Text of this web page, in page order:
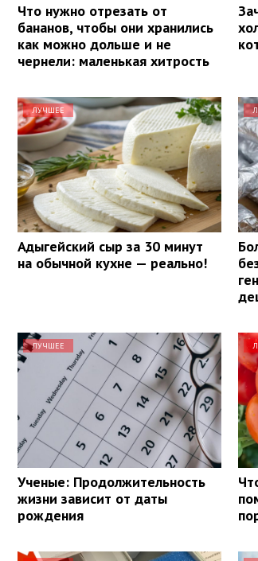
Что нужно отрезать от
бананов, чтобы они хранились
как можно дольше и не
чернели: маленькая хитрость
ЛУЧШЕЕ
Адыгейский сыр за 30 минут
на обычной кухне — реально!
ЛУЧШЕЕ
Ученые: Продолжительность
жизни зависит от даты
рождения